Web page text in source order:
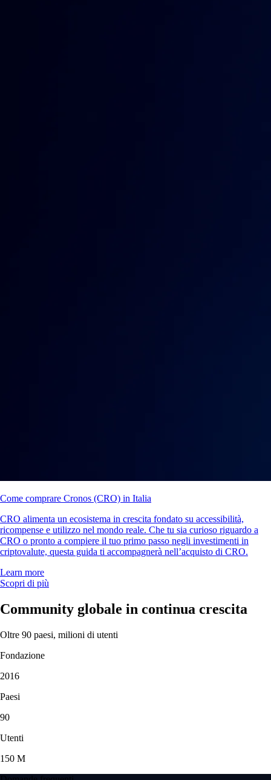
Come comprare Cronos (CRO) in Italia
CRO alimenta un ecosistema in crescita fondato su accessibilità,
ricompense e utilizzo nel mondo reale. Che tu sia curioso riguardo a
CRO o pronto a compiere il tuo primo passo negli investimenti in
criptovalute, questa guida ti accompagnerà nell’acquisto di CRO.
Learn more
Scopri di più
Community globale in continua crescita
Oltre 90 paesi, milioni di utenti
Fondazione
2016
Paesi
90
Utenti
150 M